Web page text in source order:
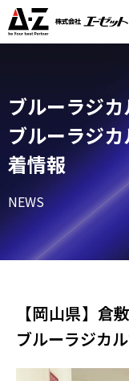
ブルーラジ
ブルーラジ
着情報
NEWS
【岡山県】倉
ブルーラジカ